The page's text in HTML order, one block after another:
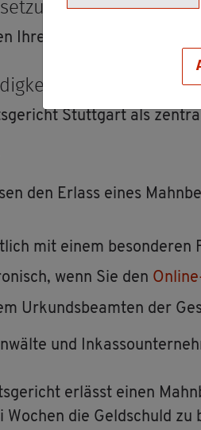
Ihren Wohn-
Stutt­gart als
den Er­lass eines
mit einem be­son­de­ren
wenn Sie den
Ur­kunds­be­am­ten der
und
er­lässt einen
Wo­chen die Geld­schuld